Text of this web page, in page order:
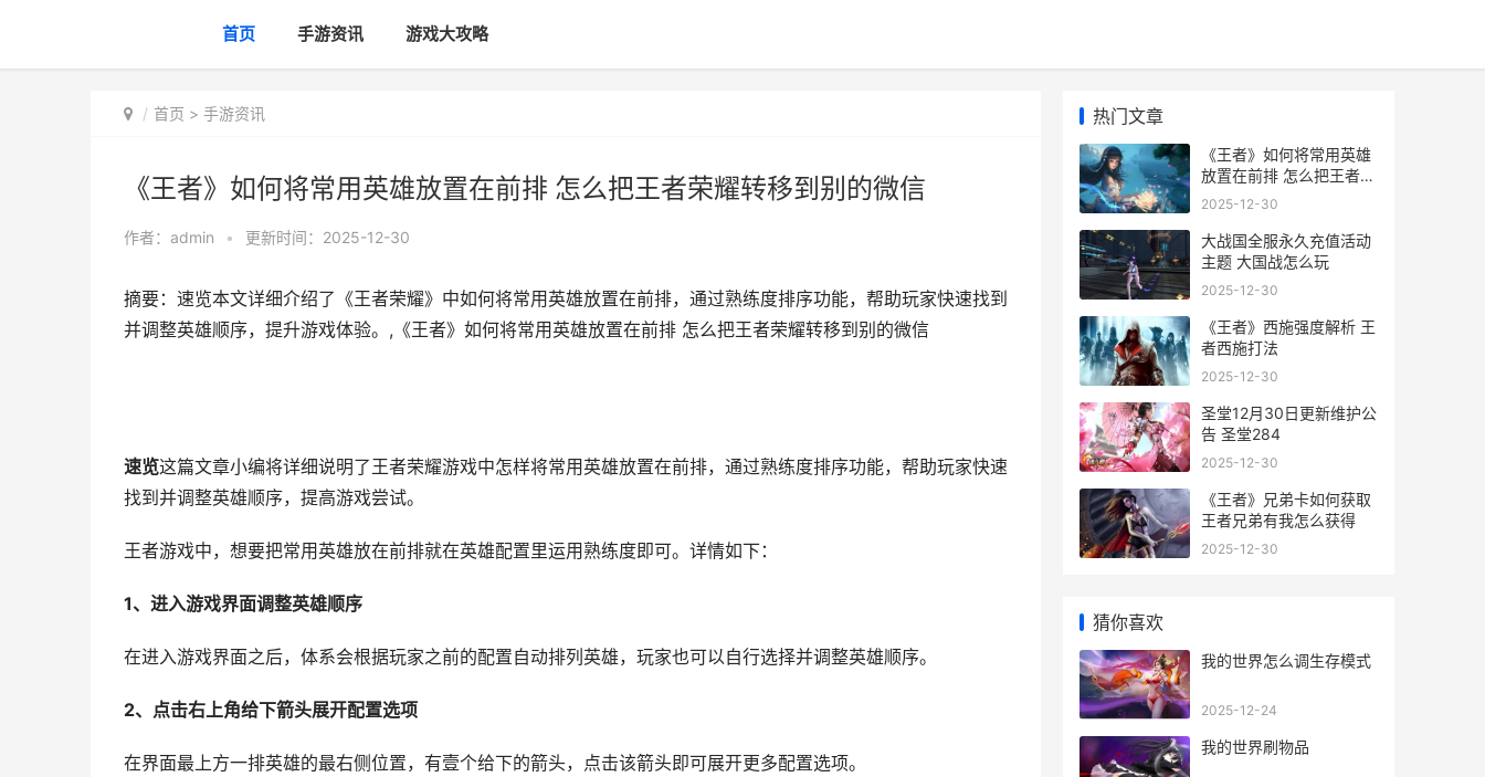
首页 手游资讯 游戏大攻略
首页 > 手游资讯
《王者》如何将常用英雄放置在前排 怎么把王者荣耀转移到别的微信
作者： admin • 更新时间：2025-12-30
摘要：速览本文详细介绍了《王者荣耀》中如何将常用英雄放置在前排，通过熟练度排序功能，帮助玩家快速找到
并调整英雄顺序，提升游戏体验。,《王者》如何将常用英雄放置在前排 怎么把王者荣耀转移到别的微信
速览这篇文章小编将详细说明了王者荣耀游戏中怎样将常用英雄放置在前排，通过熟练度排序功能，帮助玩家快速
找到并调整英雄顺序，提高游戏尝试。
王者游戏中，想要把常用英雄放在前排就在英雄配置里运用熟练度即可。详情如下：
1、进入游戏界面调整英雄顺序
在进入游戏界面之后，体系会根据玩家之前的配置自动排列英雄，玩家也可以自行选择并调整英雄顺序。
2、点击右上角给下箭头展开配置选项
在界面最上方一排英雄的最右侧位置，有壹个给下的箭头，点击该箭头即可展开更多配置选项。
热门文章
《王者》如何将常用英雄
放置在前排 怎么把王者荣
耀转移到别的微信
2025-12-30
大战国全服永久充值活动
主题 大国战怎么玩
2025-12-30
《王者》西施强度解析 王
者西施打法
2025-12-30
圣堂12月30日更新维护公
告 圣堂284
2025-12-30
《王者》兄弟卡如何获取
王者兄弟有我怎么获得
2025-12-30
猜你喜欢
我的世界怎么调生存模式
2025-12-24
我的世界刷物品